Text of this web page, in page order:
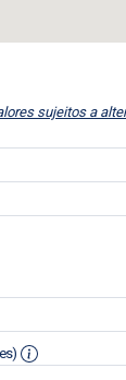
sujeitos a